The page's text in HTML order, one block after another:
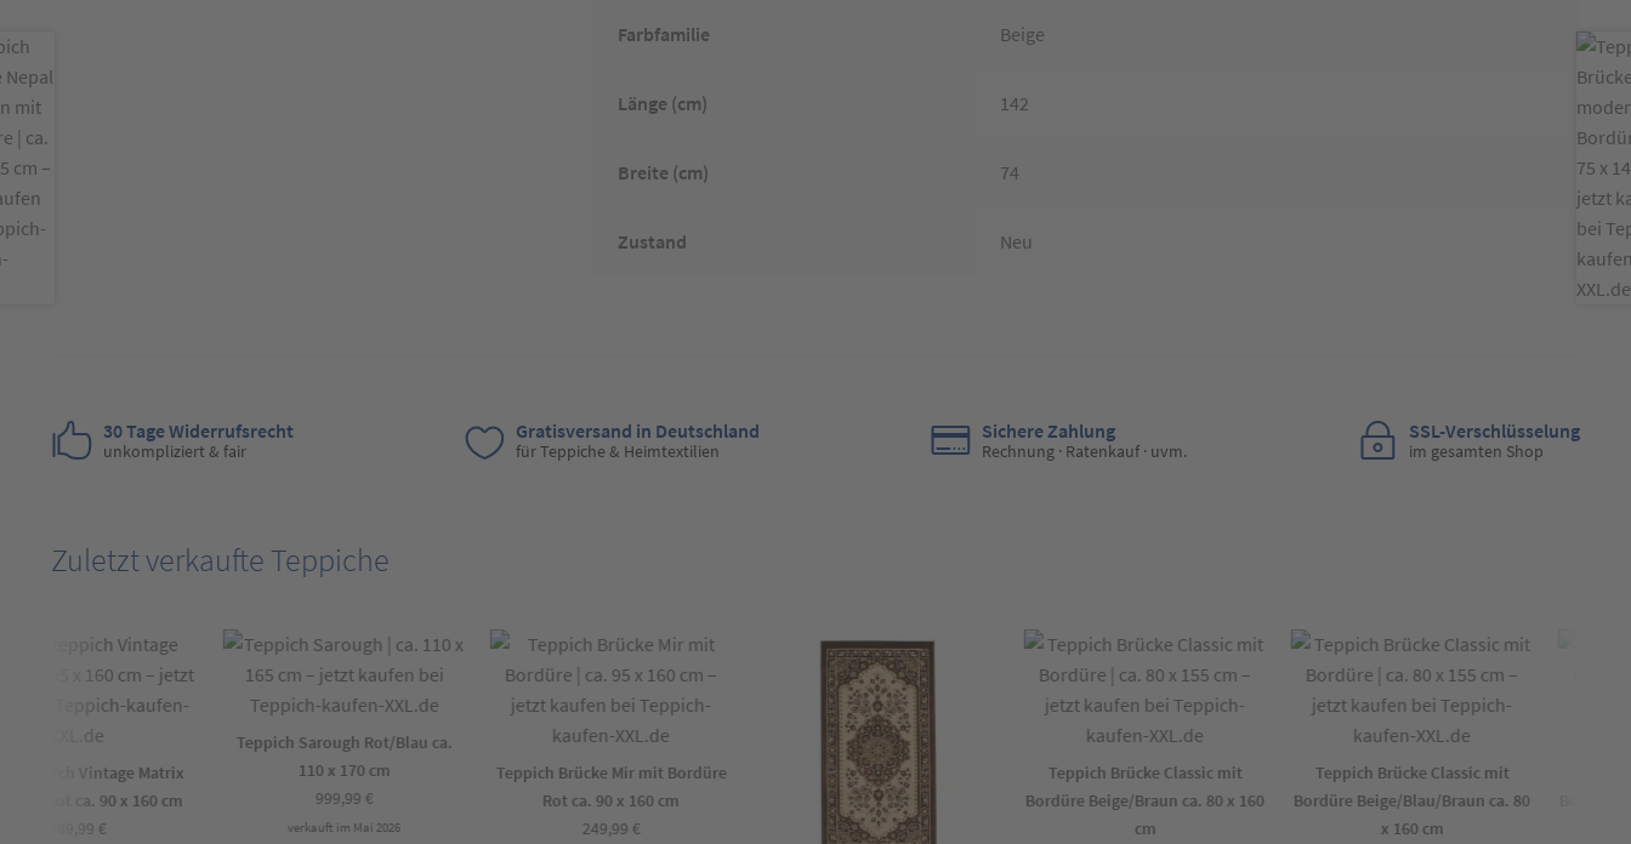
Farbfamilie Beige
Länge (cm) 142
Breite (cm) 74
Zustand Neu
30 Tage Widerrufsrecht
unkompliziert & fair
Gratisversand in Deutschland
für Teppiche & Heimtextilien
Sichere Zahlung
Rechnung · Ratenkauf · uvm.
SSL-Verschlüsselung
im gesamten Shop
Zuletzt verkaufte Teppiche
Vintage Matrix
Rot ca. 90 x 160 cm
€
Teppich Sarough Rot/Blau ca.
110 x 170 cm
999,99€
verkauft im Mai 2026
Teppich Brücke Mir mit Bordüre
Rot ca. 90 x 160 cm
249,99€
Teppich Brücke Classic mit
Bordüre Beige/Braun ca. 80 x 160
cm
Teppich Brücke Classic mit
Bordüre Beige/Blau/Braun ca. 80
x 160 cm